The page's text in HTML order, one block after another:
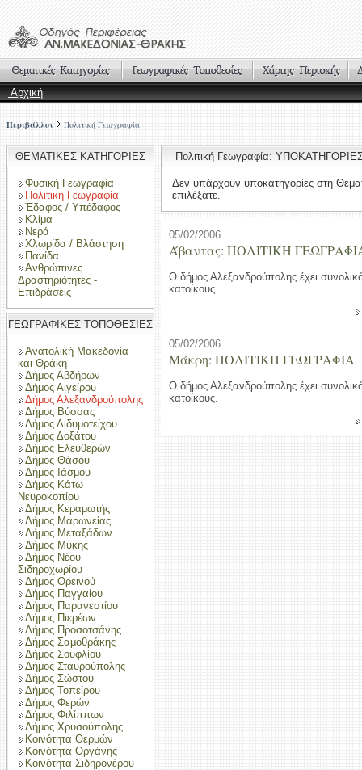
Αρχική
Περιβάλλον Πολιτική Γεωγραφία
ΘΕΜΑΤΙΚΕΣ ΚΑΤΗΓΟΡΙΕΣ
Φυσική Γεωγραφία
Πολιτική Γεωγραφία
Έδαφος / Υπέδαφος
Κλίμα
Νερά
Χλωρίδα / Βλάστηση
Πανίδα
Ανθρώπινες
Δραστηριότητες -
Επιδράσεις
ΓΕΩΓΡΑΦΙΚΕΣ ΤΟΠΟΘΕΣΙΕΣ
Ανατολική Μακεδονία
και Θράκη
Δήμος Αβδήρων
Δήμος Αιγείρου
Δήμος Αλεξανδρούπολης
Δήμος Βύσσας
Δήμος Διδυμοτείχου
Δήμος Δοξάτου
Δήμος Ελευθερών
Δήμος Θάσου
Δήμος Ιάσμου
Δήμος Κάτω
Νευροκοπίου
Δήμος Κεραμωτής
Δήμος Μαρωνείας
Δήμος Μεταξάδων
Δήμος Μύκης
Δήμος Νέου
Σιδηροχωρίου
Δήμος Ορεινού
Δήμος Παγγαίου
Δήμος Παρανεστίου
Δήμος Πιερέων
Δήμος Προσοτσάνης
Δήμος Σαμοθράκης
Δήμος Σουφλίου
Δήμος Σταυρούπολης
Δήμος Σώστου
Δήμος Τοπείρου
Δήμος Φερών
Δήμος Φιλίππων
Δήμος Χρυσούπολης
Κοινότητα Θερμών
Κοινότητα Οργάνης
Κοινότητα Σιδηρονέρου
Πολιτική Γεωγραφία:
Δεν υπάρχουν υποκατηγορίες στη
επιλέξατε.
05/02/2006
Άβαντας: ΠΟΛΙΤΙΚΗ
Ο δήμος Αλεξανδρούπολης έχει
κατοίκους.
05/02/2006
Μάκρη: ΠΟΛΙΤΙΚΗ ΓΕΩΓΡΑΦΙΑ
Ο δήμος Αλεξανδρούπολης έχει
κατοίκους.